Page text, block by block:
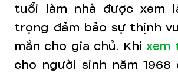
tuổi làm nhà được xem
trọng đảm bảo sự thịnh
mắn cho gia chủ. Khixem
cho người sinh năm